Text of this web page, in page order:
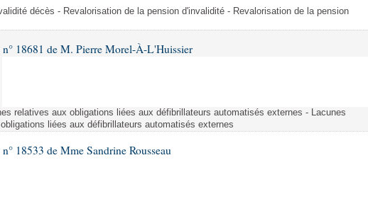
décès - Revalorisation de la pension d'invalidité - Revalorisation de la pension
n° 18681 de M. Pierre Morel-À-L'Huissier
relatives aux obligations liées aux défibrillateurs automatisés externes - Lacunes
liées aux défibrillateurs automatisés externes
18533 de Mme Sandrine Rousseau